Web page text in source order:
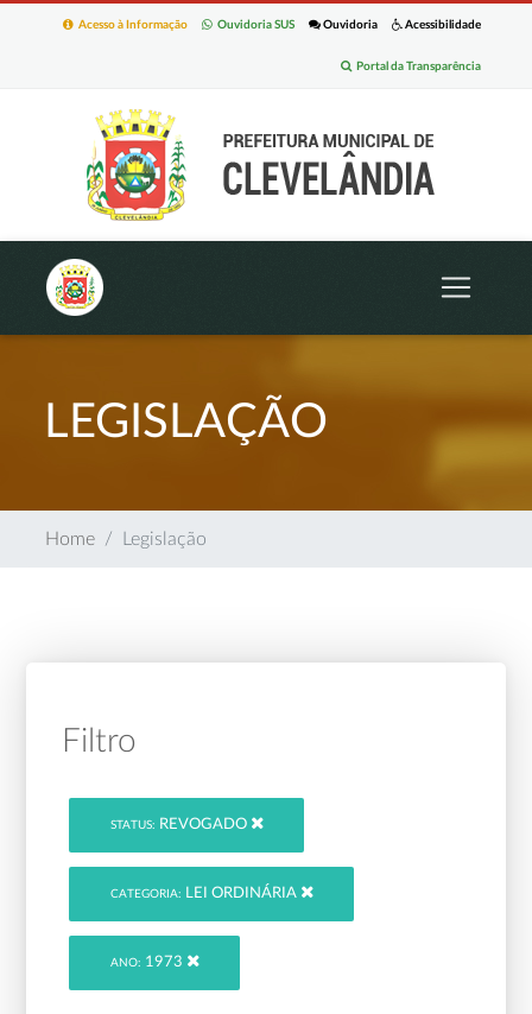
Acessibilidade
Ouvidoria
Ouvidoria SUS
Acesso à Informação
Portal da Transparência
LEGISLAÇÃO
Home Legislação
Filtro
STATUS: REVOGADO
CATEGORIA: LEI ORDINÁRIA
ANO: 1973